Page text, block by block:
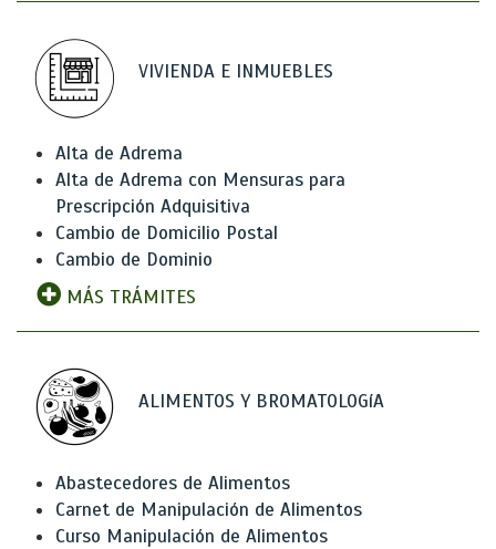
VIVIENDA E INMUEBLES
Alta de Adrema
Alta de Adrema con Mensuras para
Prescripción Adquisitiva
Cambio de Domicilio Postal
Cambio de Dominio
MÁS TRÁMITES
ALIMENTOS Y BROMATOLOGíA
Abastecedores de Alimentos
Carnet de Manipulación de Alimentos
Curso Manipulación de Alimentos